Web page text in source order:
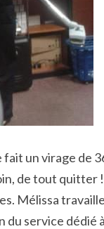
un virage de
de tout quitter !
Mélissa
du service dédié